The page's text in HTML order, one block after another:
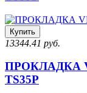
Купить
13344.41 руб.
ПРОКЛАДКА
TS35P